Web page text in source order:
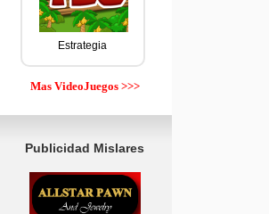
Estrategia
Mas VideoJuegos >>>
Publicidad Mislares